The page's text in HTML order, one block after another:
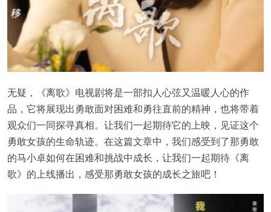
无疑，《离歌》电视剧将是一部扣人心弦又温暖人心的作
品，它将展现出勇敢面对困难和勇往直前的精神，也将带着
观众们一同探寻真相。让我们一起期待它的上映，见证这个
勇敢女孩的生命轨迹。在这篇文章中，我们感受到了那勇敢
的马小卓如何在困难和挑战中成长，让我们一起期待《离
歌》的上线播出，感受那勇敢女孩的成长之旅吧！